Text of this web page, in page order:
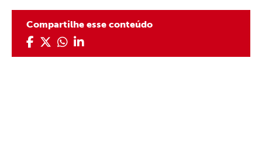
Compartilhe esse conteúdo